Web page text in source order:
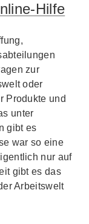
Hilfe
zur
oder
Produkte und
unter
gibt es
war so eine
nur auf
gibt es das
Arbeitswelt